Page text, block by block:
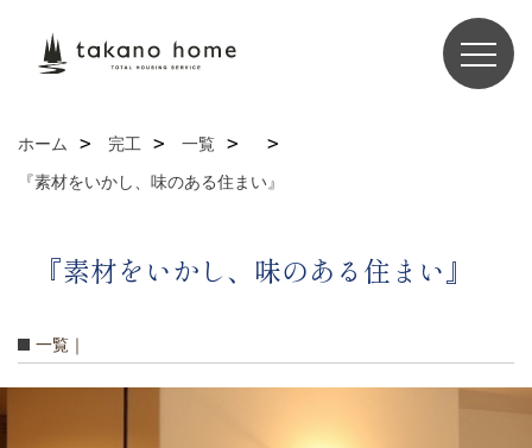
ホーム 完工
一覧
『素材をいかし、味のある住まい』
『素材をいかし、味のある住まい』
一覧｜